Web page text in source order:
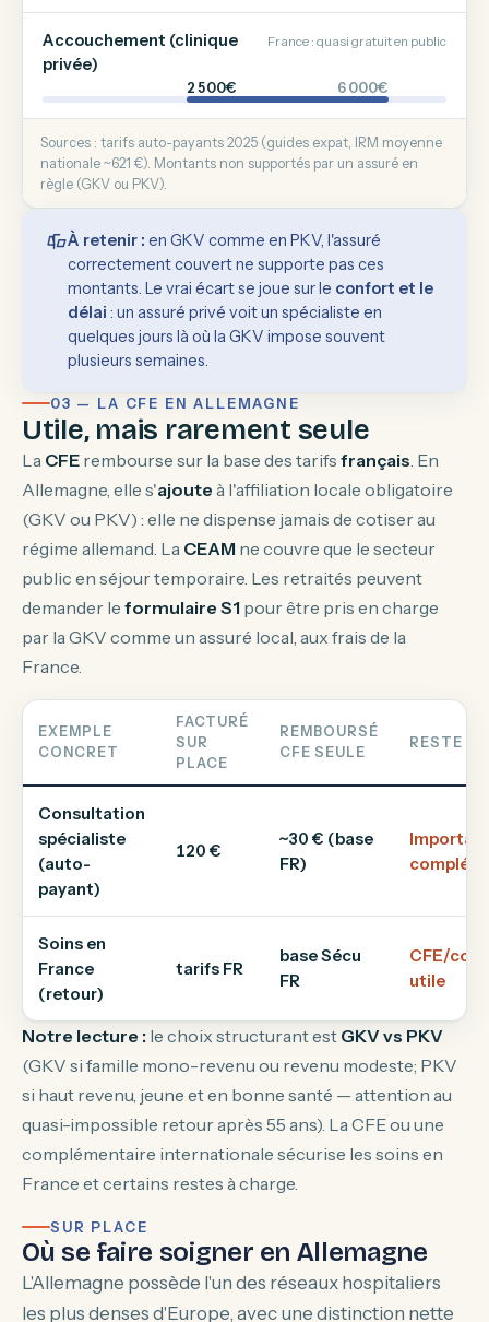
Accouchement (clinique
privée)
France : quasi gratuit en public
2 500€ 6 000€
Sources : tarifs auto-payants 2025 (guides expat, IRM moyenne
nationale ~621 €). Montants non supportés par un assuré en
règle (GKV ou PKV).
À retenir : en GKV comme en PKV, l'assuré
correctement couvert ne supporte pas ces
montants. Le vrai écart se joue sur le confort et le
délai : un assuré privé voit un spécialiste en
quelques jours là où la GKV impose souvent
plusieurs semaines.
03 — LA CFE EN ALLEMAGNE
Utile, mais rarement seule
La CFE rembourse sur la base des tarifs français. En
Allemagne, elle s'ajoute à l'affiliation locale obligatoire
(GKV ou PKV) : elle ne dispense jamais de cotiser au
régime allemand. La CEAM ne couvre que le secteur
public en séjour temporaire. Les retraités peuvent
demander le formulaire S1 pour être pris en charge
par la GKV comme un assuré local, aux frais de la
France.
EXEMPLE
CONCRET
FACTURÉ
SUR
PLACE
REMBOURSÉ
CFE SEULE
RESTE À
Consultation
spécialiste
(auto-
payant)
120 €
~30 € (base
FR)
Soins en
France
(retour)
tarifs FR
base Sécu
FR
CFE/
utile
Notre lecture : le choix structurant est GKV vs PKV
(GKV si famille mono-revenu ou revenu modeste; PKV
si haut revenu, jeune et en bonne santé — attention au
quasi-impossible retour après 55 ans). La CFE ou une
complémentaire internationale sécurise les soins en
France et certains restes à charge.
SUR PLACE
Où se faire soigner en Allemagne
L'Allemagne possède l'un des réseaux hospitaliers
les plus denses d'Europe, avec une distinction nette